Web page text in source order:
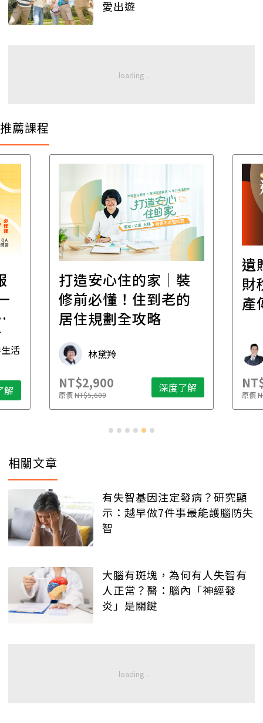
愛出遊
推薦課程
活
解
打造安心住的家｜裝
修前必懂！住到老的
居住規劃全攻略
林黛羚
NT$2,900
原價NT$5,600 深度了解
遺
財
產
原價
相關文章
有失智基因注定發病？研究顯
示：越早做7件事最能護腦防失
智
大腦有斑塊，為何有人失智有
人正常？醫：腦內「神經發
炎」是關鍵